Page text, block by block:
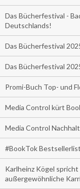
Das Bücherfestival -
Deutschlands!
Das Bücherfestival
Das Bücherfestival
Promi-Buch Top- und
Media Control kürt
Media Control
#BookTok
Karlheinz Kögel
außergewöhnliche